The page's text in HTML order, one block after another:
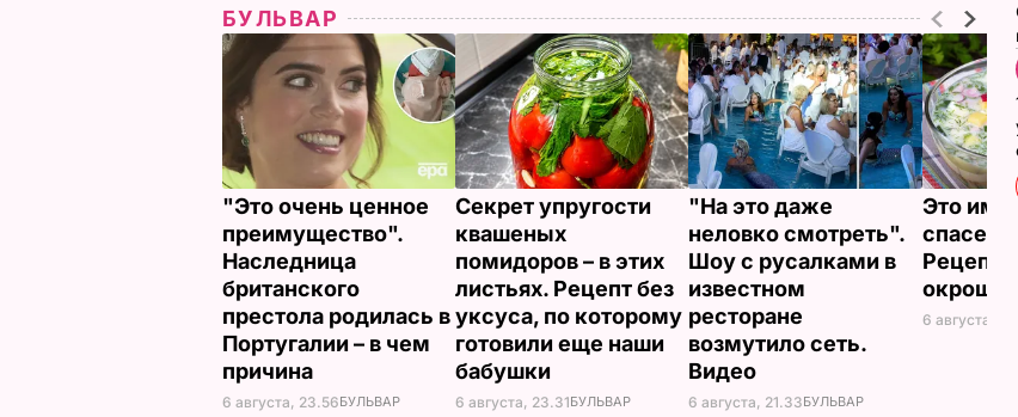
БУЛЬВАР
"Это очень ценное
преимущество".
Наследница
британского
престола родилась в
Португалии – в чем
причина
6 августа, 23.56БУЛЬВАР
Секрет упругости
квашеных
помидоров – в этих
листьях. Рецепт без
уксуса, по которому
готовили еще наши
бабушки
6 августа, 23.31БУЛЬВАР
"На это даже
неловко смотреть".
Шоу с русалками в
известном
ресторане
возмутило сеть.
Видео
6 августа, 21.33БУЛЬВАР
Это
спасет в
Рецепт
окрошки
6 августа,